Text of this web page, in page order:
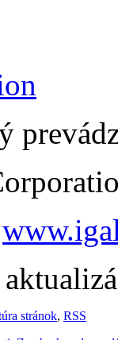
stránok, RSS